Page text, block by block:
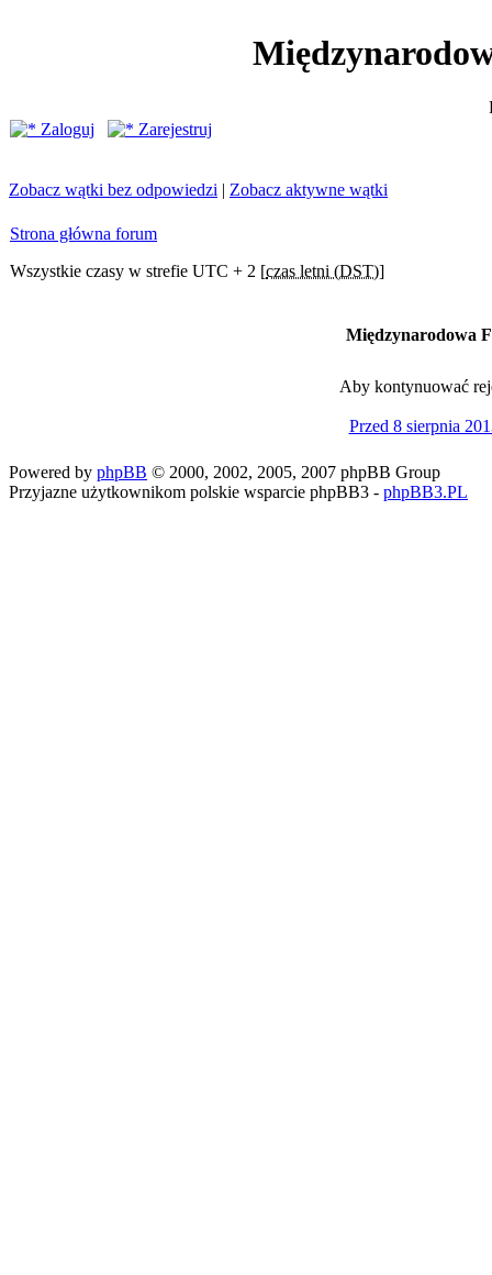
Zaloguj
Zarejestruj
Zobacz wątki bez odpowiedzi | Zobacz aktywne wątki
Strona główna forum
Wszystkie czasy w strefie UTC + 2 [czas letni (DST)]
Międzynarodowa
Aby kontynuować
Przed 8 sierpnia
Powered by phpBB © 2000, 2002, 2005, 2007 phpBB Group
Przyjazne użytkownikom polskie wsparcie phpBB3 - phpBB3.PL